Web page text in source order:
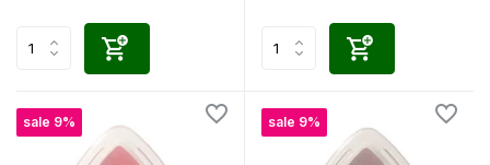
sale 9% sale 9%